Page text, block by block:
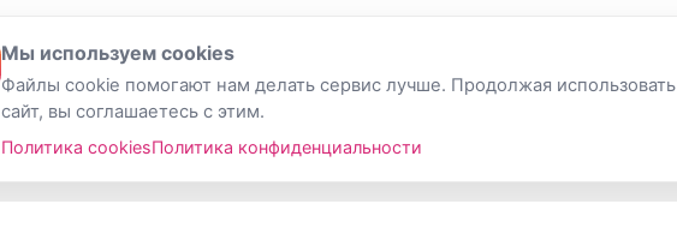
Мы используем cookies
Файлы cookie помогают нам делать сервис лучше. Продолжая использовать
сайт, вы соглашаетесь с этим.
Политика cookiesПолитика конфиденциальности